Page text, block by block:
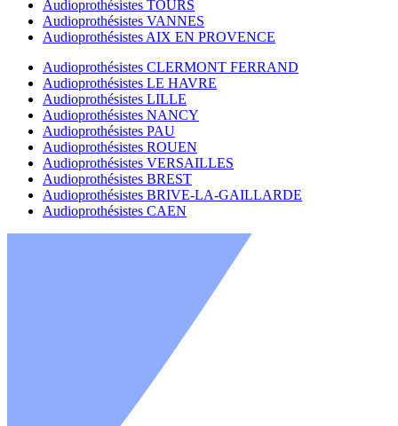
Audioprothésistes TOURS
Audioprothésistes VANNES
Audioprothésistes AIX EN PROVENCE
Audioprothésistes CLERMONT FERRAND
Audioprothésistes LE HAVRE
Audioprothésistes LILLE
Audioprothésistes NANCY
Audioprothésistes PAU
Audioprothésistes ROUEN
Audioprothésistes VERSAILLES
Audioprothésistes BREST
Audioprothésistes BRIVE-LA-GAILLARDE
Audioprothésistes CAEN